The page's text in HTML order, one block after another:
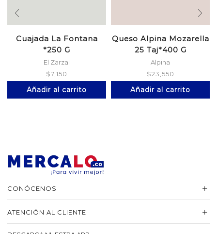
Cuajada La Fontana
*250 G
El Zarzal
$7,150
Añadir al carrito
Queso Alpina Mozarella
25 Taj*400 G
Alpina
$23,550
Añadir al carrito
CONÓCENOS
ATENCIÓN AL CLIENTE